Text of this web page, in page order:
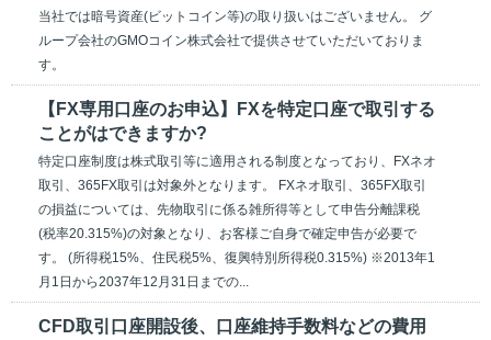
当社では暗号資産(ビットコイン等)の取り扱いはございません。 グ
ループ会社のGMOコイン株式会社で提供させていただいておりま
す。
【FX専用口座のお申込】FXを特定口座で取引する
ことがはできますか?
特定口座制度は株式取引等に適用される制度となっており、FXネオ
取引、365FX取引は対象外となります。 FXネオ取引、365FX取引
の損益については、先物取引に係る雑所得等として申告分離課税
(税率20.315%)の対象となり、お客様ご自身で確定申告が必要で
す。 (所得税15%、住民税5%、復興特別所得税0.315%) ※2013年1
月1日から2037年12月31日までの...
CFD取引口座開設後、口座維持手数料などの費用